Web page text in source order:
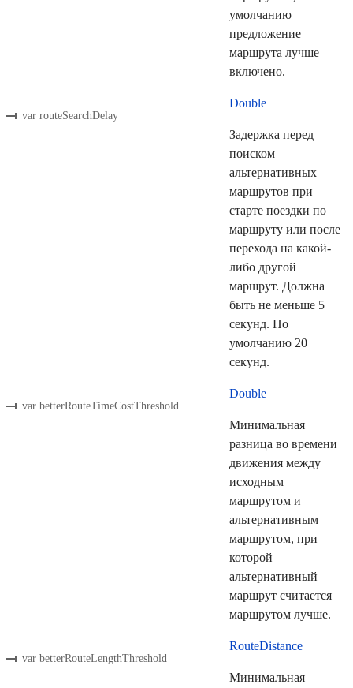
умолчанию
предложение
маршрута лучше
включено.
var routeSearchDelay
Double
Задержка перед
поиском
альтернативных
маршрутов при
старте поездки по
маршруту или после
перехода на какой-
либо другой
маршрут. Должна
быть не меньше 5
секунд. По
умолчанию 20
секунд.
var betterRouteTimeCostThreshold
Double
Минимальная
разница во времени
движения между
исходным
маршрутом и
альтернативным
маршрутом, при
которой
альтернативный
маршрут считается
маршрутом лучше.
var betterRouteLengthThreshold
RouteDistance
Минимальная